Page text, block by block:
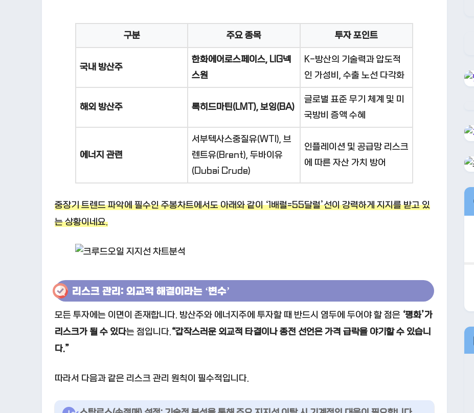
구분 주요 종목 투자 포인트
국내 방산주
한화에어로스페이스, LIG넥
스원
K-방산의 기술력과 압도적
인 가성비, 수출 노선 다각화
해외 방산주 록히드마틴(LMT), 보잉(BA)
글로벌 표준 무기 체계 및 미
국방비 증액 수혜
에너지 관련
서부텍사스중질유(WTI), 브
렌트유(Brent), 두바이유
(Dubai Crude)
인플레이션 및 공급망 리스크
에 따른 자산 가치 방어
중장기 트렌드 파악에 필수인 주봉차트에서도 아래와 같이 ‘1배럴=55달럴’선이 강력하게 지지를 받고 있
는 상황이네요.
리스크 관리: 외교적 해결이라는 ‘변수’
모든 투자에는 이면이 존재합니다. 방산주와 에너지주에 투자할 때 반드시 염두에 두어야 할 점은 ‘평화’가
리스크가 될 수 있다는 점입니다.“갑작스러운 외교적 타결이나 종전 선언은 가격 급락을 야기할 수 있습니
다.”
따라서 다음과 같은 리스크 관리 원칙이 필수적입니다.